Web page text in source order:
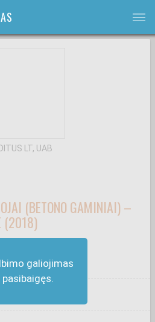
bars
galiojimas
pasibaigęs.
LT, UAB
(BETONO GAMINIAI) –
(2018)